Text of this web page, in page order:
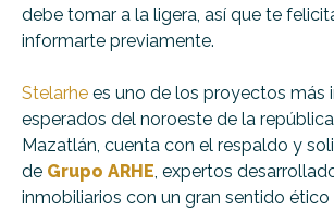
debe tomar a la ligera, así que te
informarte previamente.
Stelarhe es uno de los proyectos más
esperados del noroeste de la
Mazatlán, cuenta con el respaldo y
de Grupo ARHE, expertos
inmobiliarios con un gran sentido